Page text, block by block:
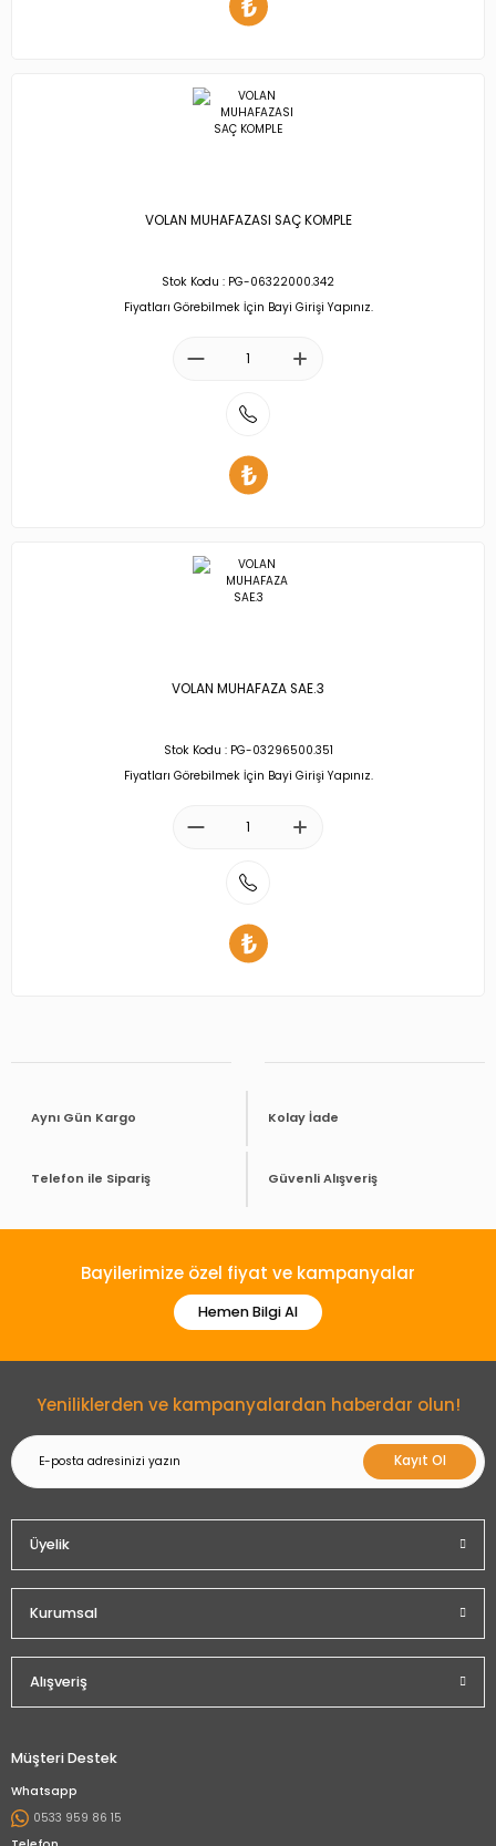
VOLAN MUHAFAZASI SAÇ KOMPLE
Stok Kodu : PG-06322000.342
Fiyatları Görebilmek İçin Bayi Girişi Yapınız.
VOLAN MUHAFAZA SAE.3
Stok Kodu : PG-03296500.351
Fiyatları Görebilmek İçin Bayi Girişi Yapınız.
Aynı Gün Kargo Kolay İade
Telefon ile Sipariş Güvenli Alışveriş
Bayilerimize özel fiyat ve kampanyalar
Hemen Bilgi Al
Yeniliklerden ve kampanyalardan haberdar olun!
Kayıt Ol
Üyelik
Kurumsal
Alışveriş
Müşteri Destek
Whatsapp
0533 959 86 15